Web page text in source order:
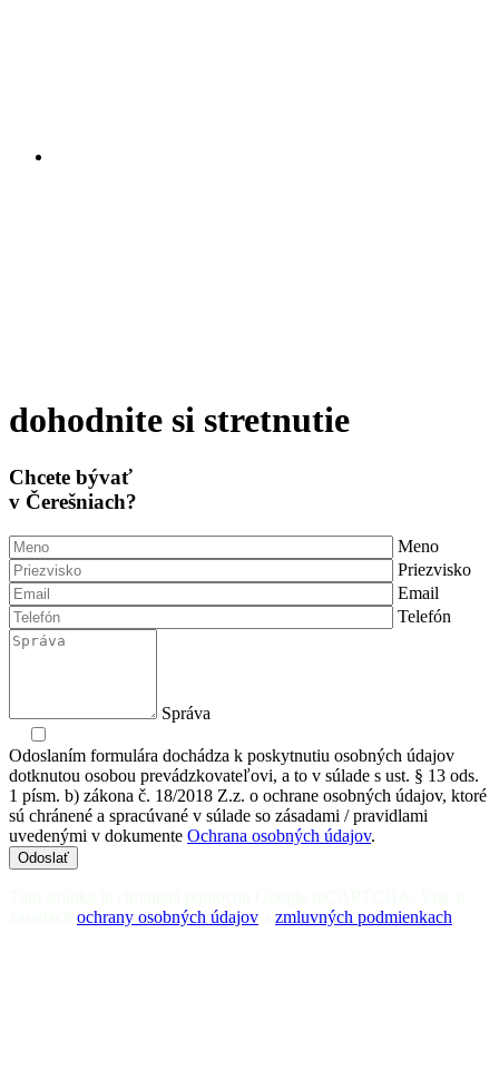
dohodnite si stretnutie
Chcete bývať
v Čerešniach?
Meno
Priezvisko
Email
Telefón
Správa
Odoslaním formulára dochádza k poskytnutiu osobných údajov
dotknutou osobou prevádzkovateľovi, a to v súlade s ust. § 13 ods.
1 písm. b) zákona č. 18/2018 Z.z. o ochrane osobných údajov, ktoré
sú chránené a spracúvané v súlade so zásadami / pravidlami
uvedenými v dokumente Ochrana osobných údajov.
Odoslať
ochrany osobných údajov zmluvných podmienkach